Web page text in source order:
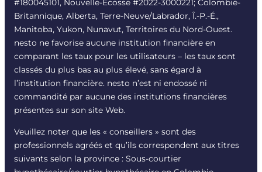
#180045101, Nouvelle-Écosse #2022-3000221; Colombie-
Britannique, Alberta, Terre-Neuve/Labrador, Î.-P.-É.,
Manitoba, Yukon, Nunavut, Territoires du Nord-Ouest.
nesto ne favorise aucune institution financière en
comparant les taux pour les utilisateurs – les taux sont
classés du plus bas au plus élevé, sans égard à
l’institution financière. nesto n’est ni endossé ni
commandité par aucune des institutions financières
présentes sur son site Web.
Veuillez noter que les « conseillers » sont des
professionnels agréés et qu’ils correspondent aux titres
suivants selon la province : Sous-courtier